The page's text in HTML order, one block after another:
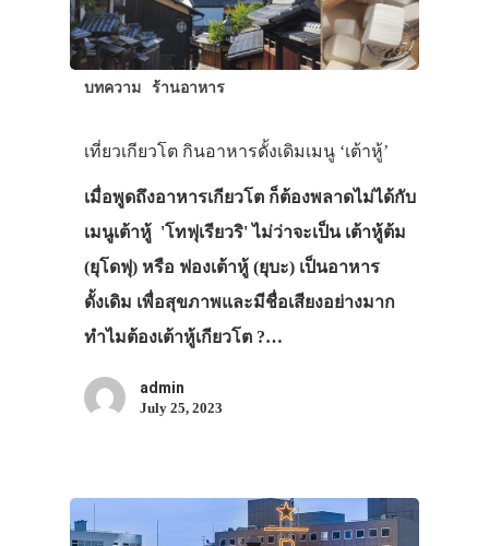
บทความ ร้านอาหาร
เที่ยวเกียวโต กินอาหารดั้งเดิมเมนู ‘เต้าหู้’
เมื่อพูดถึงอาหารเกียวโต ก็ต้องพลาดไม่ได้กับ
เมนูเต้าหู้ 'โทฟุเรียวริ' ไม่ว่าจะเป็น เต้าหู้ต้ม
(ยุโดฟุ) หรือ ฟองเต้าหู้ (ยุบะ) เป็นอาหาร
ดั้งเดิม เพื่อสุขภาพและมีชื่อเสียงอย่างมาก
ทำไมต้องเต้าหู้เกียวโต ?…
admin
July 25, 2023